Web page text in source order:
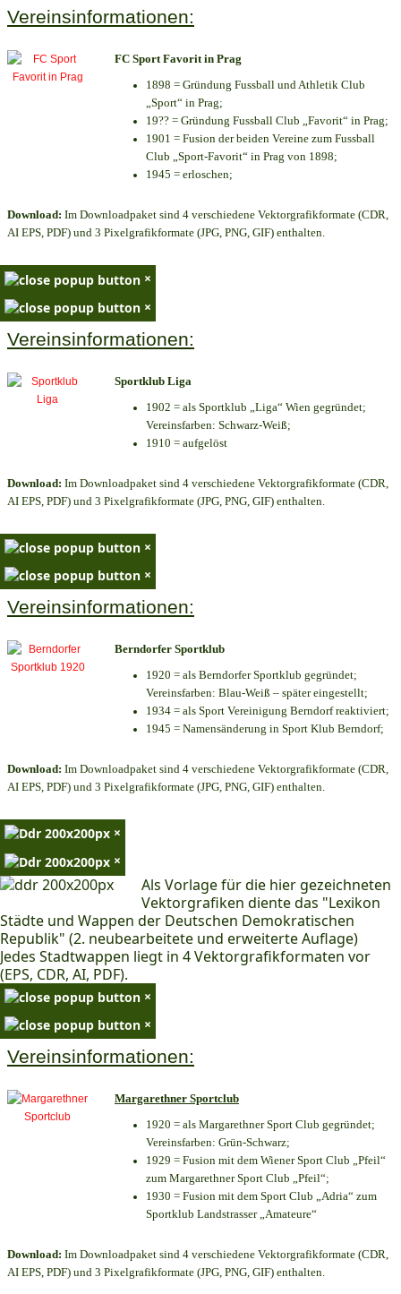
Vereinsinformationen:
FC Sport Favorit in Prag
1898 = Gründung Fussball und Athletik Club
„Sport“ in Prag;
19?? = Gründung Fussball Club „Favorit“ in Prag;
1901 = Fusion der beiden Vereine zum Fussball
Club „Sport-Favorit“ in Prag von 1898;
1945 = erloschen;
Download: Im Downloadpaket sind 4 verschiedene Vektorgrafikformate (CDR,
AI EPS, PDF) und 3 Pixelgrafikformate (JPG, PNG, GIF) enthalten.
×
×
Vereinsinformationen:
Sportklub Liga
1902 = als Sportklub „Liga“ Wien gegründet;
Vereinsfarben: Schwarz-Weiß;
1910 = aufgelöst
Download: Im Downloadpaket sind 4 verschiedene Vektorgrafikformate (CDR,
AI EPS, PDF) und 3 Pixelgrafikformate (JPG, PNG, GIF) enthalten.
×
×
Vereinsinformationen:
Berndorfer Sportklub
1920 = als Berndorfer Sportklub gegründet;
Vereinsfarben: Blau-Weiß – später eingestellt;
1934 = als Sport Vereinigung Berndorf reaktiviert;
1945 = Namensänderung in Sport Klub Berndorf;
Download: Im Downloadpaket sind 4 verschiedene Vektorgrafikformate (CDR,
AI EPS, PDF) und 3 Pixelgrafikformate (JPG, PNG, GIF) enthalten.
×
×
Als Vorlage für die hier gezeichneten
Vektorgrafiken diente das "Lexikon
Städte und Wappen der Deutschen Demokratischen
Republik" (2. neubearbeitete und erweiterte Auflage)
Jedes Stadtwappen liegt in 4 Vektorgrafikformaten vor
(EPS, CDR, AI, PDF).
×
×
Vereinsinformationen:
Margarethner Sportclub
1920 = als Margarethner Sport Club gegründet;
Vereinsfarben: Grün-Schwarz;
1929 = Fusion mit dem Wiener Sport Club „Pfeil“
zum Margarethner Sport Club „Pfeil“;
1930 = Fusion mit dem Sport Club „Adria“ zum
Sportklub Landstrasser „Amateure“
Download: Im Downloadpaket sind 4 verschiedene Vektorgrafikformate (CDR,
AI EPS, PDF) und 3 Pixelgrafikformate (JPG, PNG, GIF) enthalten.